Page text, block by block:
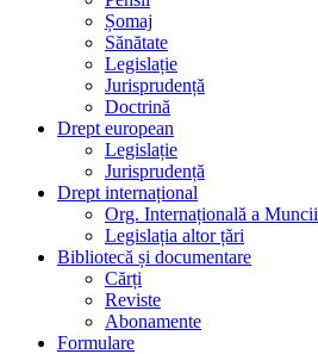
Șomaj
Sănătate
Legislație
Jurisprudență
Doctrină
Drept european
Legislație
Jurisprudență
Drept internațional
Org. Internațională a Muncii
Legislația altor țări
Bibliotecă și documentare
Cărți
Reviste
Abonamente
Formulare